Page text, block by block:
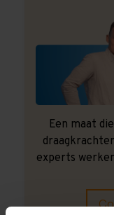
Een maat
experts